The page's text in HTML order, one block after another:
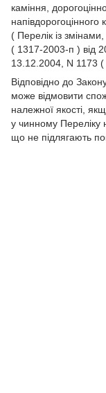
каміння,
напівдорогоцінного
( Перелік із
( 1317-2003-п ) від
13.12.2004, N 1173
Відповідно до
може відмовити
належної якості,
у чинному Переліку
що не підлягають